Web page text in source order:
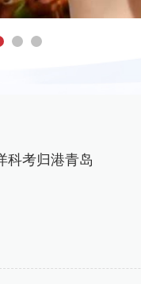
科考归港青岛